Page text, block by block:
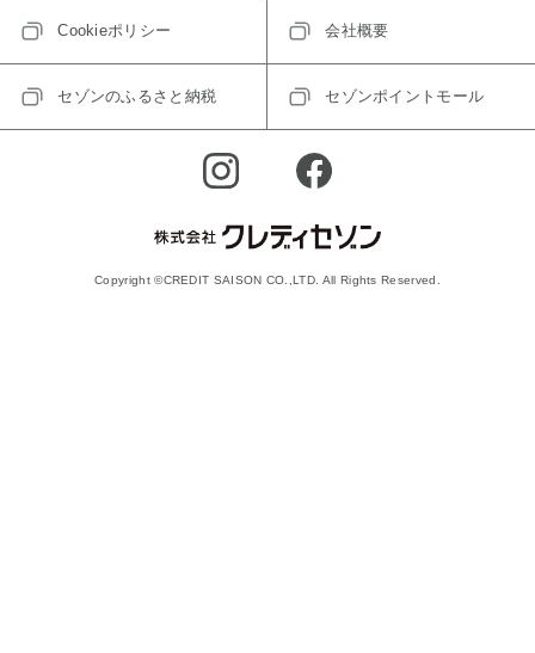
Cookieポリシー 会社概要
セゾンのふるさと納税 セゾンポイントモール
Copyright ©CREDIT SAISON CO.,LTD. All Rights Reserved.